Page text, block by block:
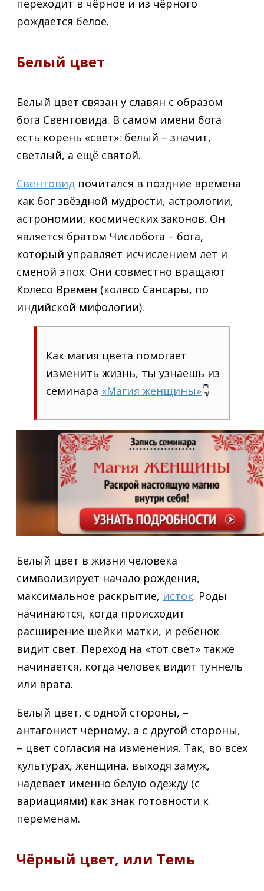
переходит в чёрное и из чёрного
рождается белое.
Белый цвет
Белый цвет связан у славян с образом
бога Свентовида. В самом имени бога
есть корень «свет»: белый – значит,
светлый, а ещё святой.
Свентовид почитался в поздние времена
как бог звёздной мудрости, астрологии,
астрономии, космических законов. Он
является братом Числобога – бога,
который управляет исчислением лет и
сменой эпох. Они совместно вращают
Колесо Времён (колесо Сансары, по
индийской мифологии).
Как магия цвета помогает
изменить жизнь, ты узнаешь из
семинара «Магия женщины»👇
Белый цвет в жизни человека
символизирует начало рождения,
максимальное раскрытие, исток. Роды
начинаются, когда происходит
расширение шейки матки, и ребёнок
видит свет. Переход на «тот свет» также
начинается, когда человек видит туннель
или врата.
Белый цвет, с одной стороны, –
антагонист чёрному, а с другой стороны,
– цвет согласия на изменения. Так, во всех
культурах, женщина, выходя замуж,
надевает именно белую одежду (с
вариациями) как знак готовности к
переменам.
Чёрный цвет, или Темь